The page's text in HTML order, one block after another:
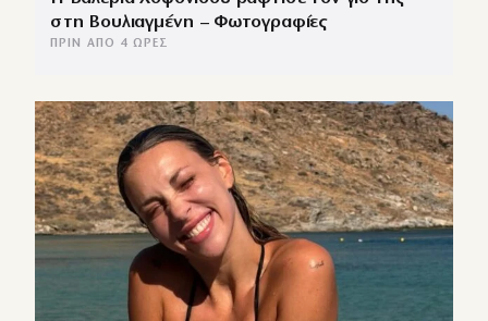
στη Βουλιαγμένη – Φωτογραφίες
ΠΡΙΝ ΑΠΌ 4 ΏΡΕΣ